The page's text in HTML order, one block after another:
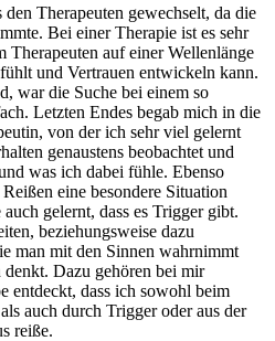
Therapeuten gewechselt, da die
Bei einer Therapie ist es sehr
Therapeuten auf einer Wellenlänge
und Vertrauen entwickeln kann.
war die Suche bei einem so
Letzten Endes begab mich in die
von der ich sehr viel gelernt
genaustens beobachtet und
was ich dabei fühle. Ebenso
eine besondere Situation
gelernt, dass es Trigger gibt.
beziehungsweise dazu
man mit den Sinnen wahrnimmt
denkt. Dazu gehören bei mir
entdeckt, dass ich sowohl beim
auch durch Trigger oder aus der
reiße.